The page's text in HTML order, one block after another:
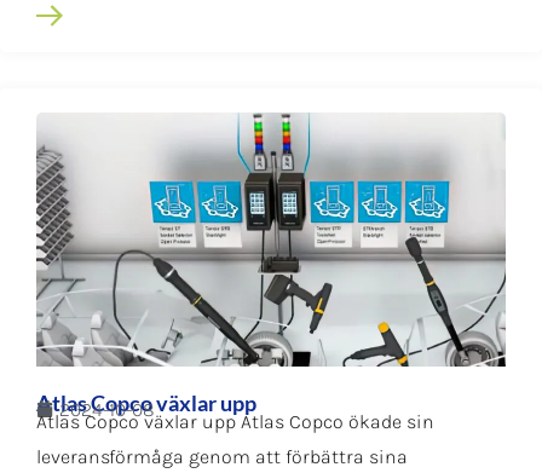
Atlas Copco växlar upp
2024-10-08
Atlas Copco växlar upp Atlas Copco ökade sin
leveransförmåga genom att förbättra sina